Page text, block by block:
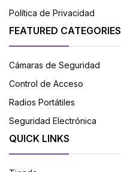
Política de Privacidad
FEATURED CATEGORIES
Cámaras de Seguridad
Control de Acceso
Radios Portátiles
Seguridad Electrónica
QUICK LINKS